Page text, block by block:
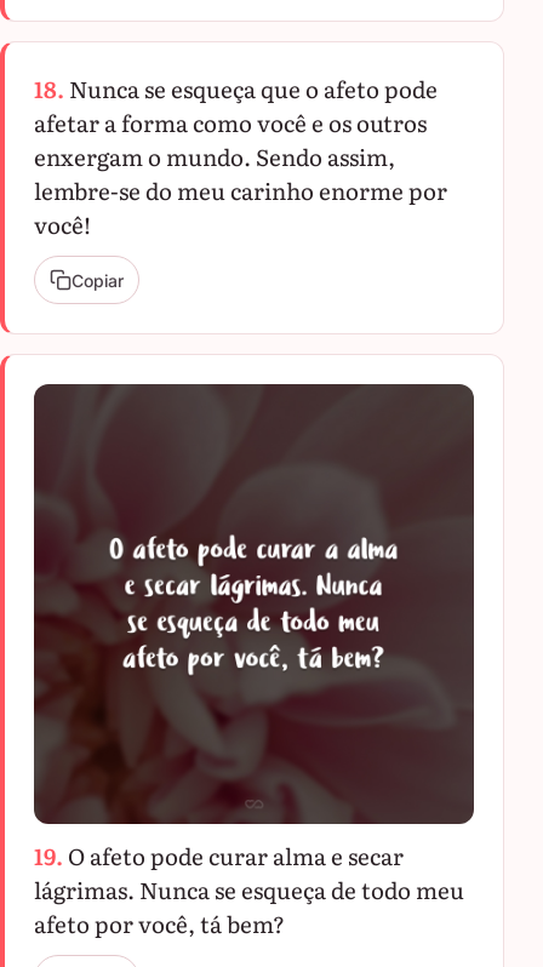
18. Nunca se esqueça que o afeto pode
afetar a forma como você e os outros
enxergam o mundo. Sendo assim,
lembre-se do meu carinho enorme por
você!
Copiar
19. O afeto pode curar alma e secar
lágrimas. Nunca se esqueça de todo meu
afeto por você, tá bem?